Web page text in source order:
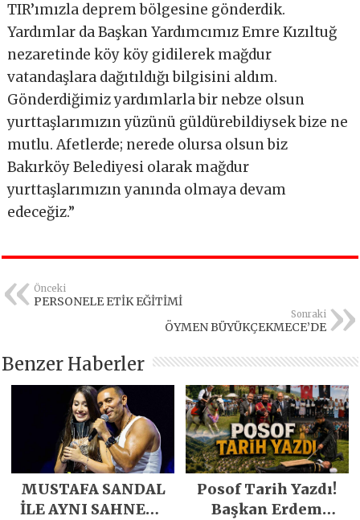
TIR’ımızla deprem bölgesine gönderdik.
Yardımlar da Başkan Yardımcımız Emre Kızıltuğ
nezaretinde köy köy gidilerek mağdur
vatandaşlara dağıtıldığı bilgisini aldım.
Gönderdiğimiz yardımlarla bir nebze olsun
yurttaşlarımızın yüzünü güldürebildiysek bize ne
mutlu. Afetlerde; nerede olursa olsun biz
Bakırköy Belediyesi olarak mağdur
yurttaşlarımızın yanında olmaya devam
edeceğiz.”
Önceki
PERSONELE ETİK EĞİTİMİ
Sonraki
ÖYMEN BÜYÜKÇEKMECE’DE
Benzer Haberler
MUSTAFA SANDAL
İLE AYNI SAHNEDE
Posof Tarih Yazdı!
Başkan Erdem